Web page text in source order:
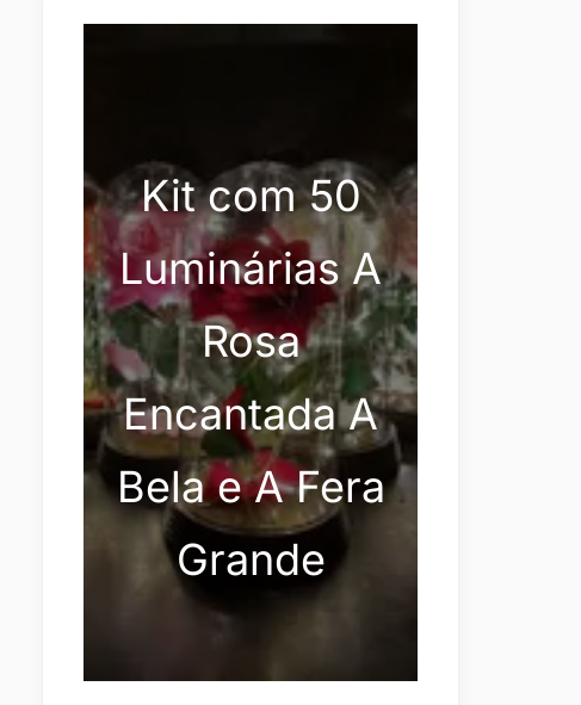
Kit com 50
Luminárias A
Rosa
Encantada A
Bela e A Fera
Grande